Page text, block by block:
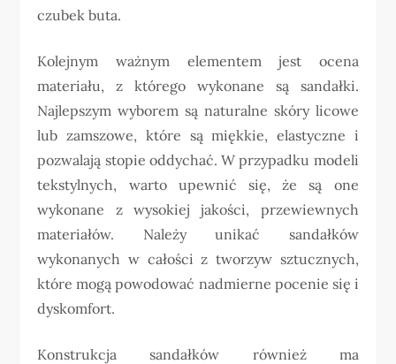
czubek buta.
Kolejnym ważnym elementem jest ocena
materiału, z którego wykonane są sandałki.
Najlepszym wyborem są naturalne skóry licowe
lub zamszowe, które są miękkie, elastyczne i
pozwalają stopie oddychać. W przypadku modeli
tekstylnych, warto upewnić się, że są one
wykonane z wysokiej jakości, przewiewnych
materiałów. Należy unikać sandałków
wykonanych w całości z tworzyw sztucznych,
które mogą powodować nadmierne pocenie się i
dyskomfort.
Konstrukcja sandałków również ma